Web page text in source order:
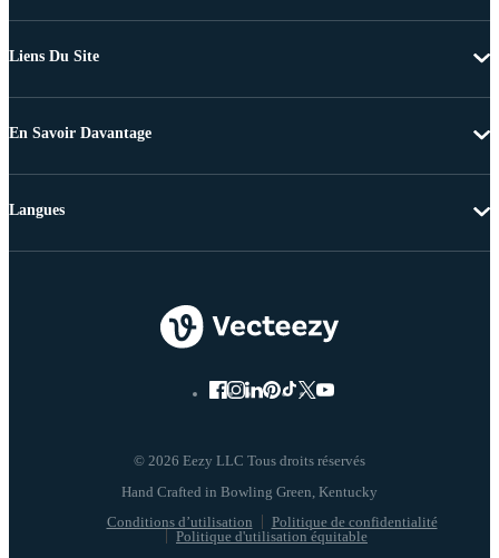
Liens Du Site
En Savoir Davantage
© 2026 Eezy LLC Tous droits réservés
Conditions d’utilisation
Politique de confidentialité
Politique d'utilisation équitable
Langues